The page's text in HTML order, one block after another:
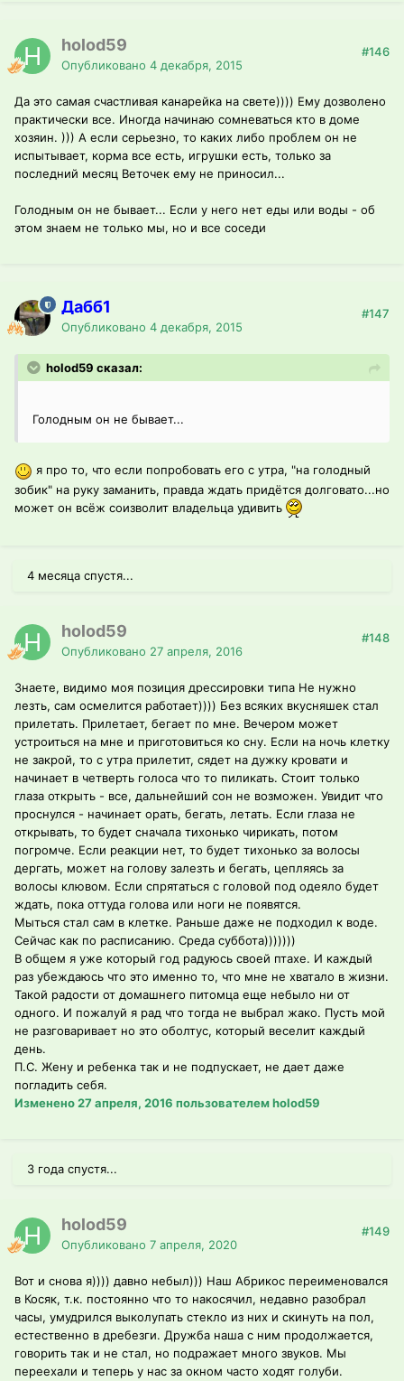
holod59
Опубликовано 4 декабря, 2015
#146
Да это самая счастливая канарейка на свете)))) Ему дозволено
практически все. Иногда начинаю сомневаться кто в доме
хозяин. ))) А если серьезно, то каких либо проблем он не
испытывает, корма все есть, игрушки есть, только за
последний месяц Веточек ему не приносил...
Голодным он не бывает... Если у него нет еды или воды - об
этом знаем не только мы, но и все соседи
Дабб1
Опубликовано 4 декабря, 2015
#147
holod59 сказал:
Голодным он не бывает...
я про то, что если попробовать его с утра, "на голодный
зобик" на руку заманить, правда ждать придётся долговато...но
может он всёж соизволит владельца удивить
4 месяца спустя...
holod59
Опубликовано 27 апреля, 2016
#148
Знаете, видимо моя позиция дрессировки типа Не нужно
лезть, сам осмелится работает)))) Без всяких вкусняшек стал
прилетать. Прилетает, бегает по мне. Вечером может
устроиться на мне и приготовиться ко сну. Если на ночь клетку
не закрой, то с утра прилетит, сядет на дужку кровати и
начинает в четверть голоса что то пиликать. Стоит только
глаза открыть - все, дальнейший сон не возможен. Увидит что
проснулся - начинает орать, бегать, летать. Если глаза не
открывать, то будет сначала тихонько чирикать, потом
погромче. Если реакции нет, то будет тихонько за волосы
дергать, может на голову залезть и бегать, цепляясь за
волосы клювом. Если спрятаться с головой под одеяло будет
ждать, пока оттуда голова или ноги не появятся.
Мыться стал сам в клетке. Раньше даже не подходил к воде.
Сейчас как по расписанию. Среда суббота)))))))
В общем я уже который год радуюсь своей птахе. И каждый
раз убеждаюсь что это именно то, что мне не хватало в жизни.
Такой радости от домашнего питомца еще небыло ни от
одного. И пожалуй я рад что тогда не выбрал жако. Пусть мой
не разговаривает но это оболтус, который веселит каждый
день.
П.С. Жену и ребенка так и не подпускает, не дает даже
погладить себя.
Изменено27 апреля, 2016 пользователем holod59
3 года спустя...
holod59
Опубликовано 7 апреля, 2020
#149
Вот и снова я)))) давно небыл))) Наш Абрикос переименовался
в Косяк, т.к. постоянно что то накосячил, недавно разобрал
часы, умудрился выколупать стекло из них и скинуть на пол,
естественно в дребезги. Дружба наша с ним продолжается,
говорить так и не стал, но подражает много звуков. Мы
переехали и теперь у нас за окном часто ходят голуби.